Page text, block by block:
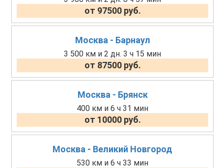
от 97500 руб.
Москва - Барнаул
3 500 км и 2 дн. 3 ч 15 мин
от 87500 руб.
Москва - Брянск
400 км и 6 ч 31 мин
от 10000 руб.
Москва - Великий Новгород
530 км и 6 ч 33 мин